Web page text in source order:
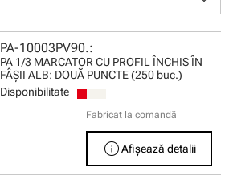
PA-10003PV90.:
PA 1/3 MARCATOR CU PROFIL ÎNCHIS ÎN
FÂŞII ALB: DOUĂ PUNCTE (250 buc.)
Disponibilitate
Fabricat la comandă
infoAfișează detalii